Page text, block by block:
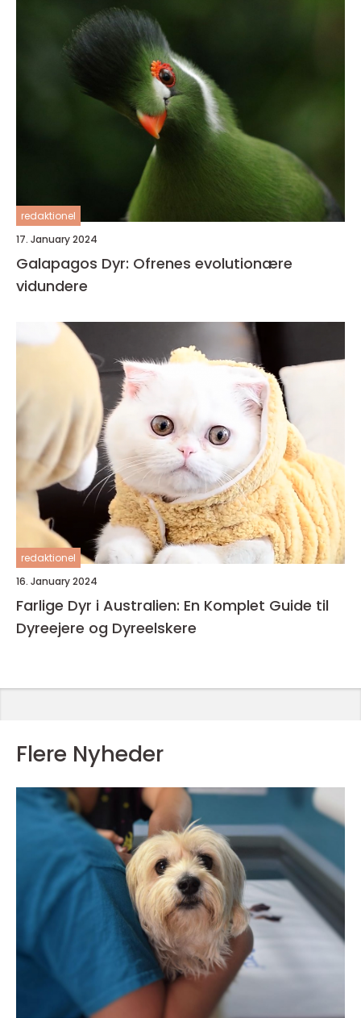
redaktionel
17. January 2024
Galapagos Dyr: Ofrenes evolutionære
vidundere
redaktionel
16. January 2024
Farlige Dyr i Australien: En Komplet Guide til
Dyreejere og Dyreelskere
Flere Nyheder